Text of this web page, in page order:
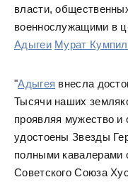
власти,
военнослужащими в
Адыгеи Мурат
"Адыгея внесла
Тысячи наших
проявляя мужество и
удостоены Звезды
полными кавалерами
Советского Союза